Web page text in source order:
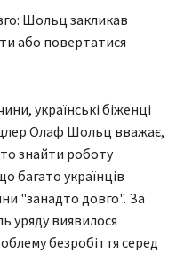
Шольц закликав
або повертатися
Олаф Шольц вважає,
знайти роботу
багато українців
"занадто довго". За
уряду виявилося
безробіття серед